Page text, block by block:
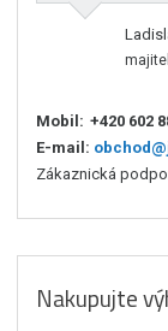
Mobil: +420 602
E-mail:
Zákaznická
Nakupujte